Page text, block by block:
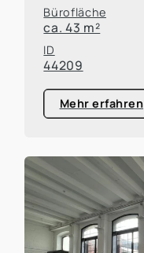
Bürofläche
ca. 43 m²
ID
44209
Mehr erfahren